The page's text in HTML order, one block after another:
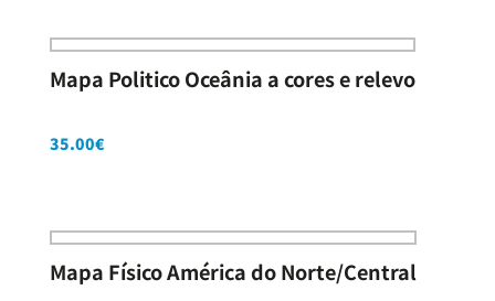
Mapa Politico Oceânia a cores e relevo
35.00€
Mapa Físico América do Norte/Central